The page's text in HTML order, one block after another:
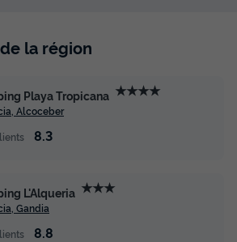
- 40m²- 2 chambres
5 2
Salle de bain
autorisés *
5 personnes - SAFARI LODGE -
la région
Playa Tropicana ★★★★
Alcoceber
8.3
L'Alqueria ★★★
Gandia
8.8